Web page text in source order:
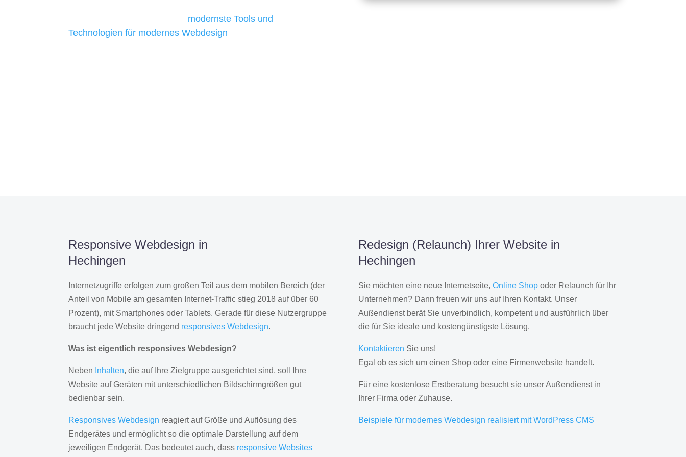
modernste Tools und
Technologien für modernes Webdesign
Responsive Webdesign in
Hechingen
Internetzugriffe erfolgen zum großen Teil aus dem mobilen Bereich (der
Anteil von Mobile am gesamten Internet-Traffic stieg 2018 auf über 60
Prozent), mit Smartphones oder Tablets. Gerade für diese Nutzergruppe
braucht jede Website dringend responsives Webdesign.
Was ist eigentlich responsives Webdesign?
Neben Inhalten, die auf Ihre Zielgruppe ausgerichtet sind, soll Ihre
Website auf Geräten mit unterschiedlichen Bildschirmgrößen gut
bedienbar sein.
Responsives Webdesign reagiert auf Größe und Auflösung des
Endgerätes und ermöglicht so die optimale Darstellung auf dem
jeweiligen Endgerät. Das bedeutet auch, dass responsive Websites
Redesign (Relaunch) Ihrer Website in
Hechingen
Sie möchten eine neue Internetseite, Online Shopoder Relaunch für Ihr
Unternehmen? Dann freuen wir uns auf Ihren Kontakt. Unser
Außendienst berät Sie unverbindlich, kompetent und ausführlich über
die für Sie ideale und kostengünstigste Lösung.
Kontaktieren Sie uns!
Egal ob es sich um einen Shop oder eine Firmenwebsite handelt.
Für eine kostenlose Erstberatung besucht sie unser Außendienst in
Ihrer Firma oder Zuhause.
Beispiele für modernes Webdesign realisiert mit WordPress CMS